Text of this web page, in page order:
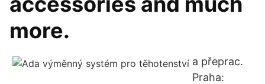
more.
a přeprac.
Praha: